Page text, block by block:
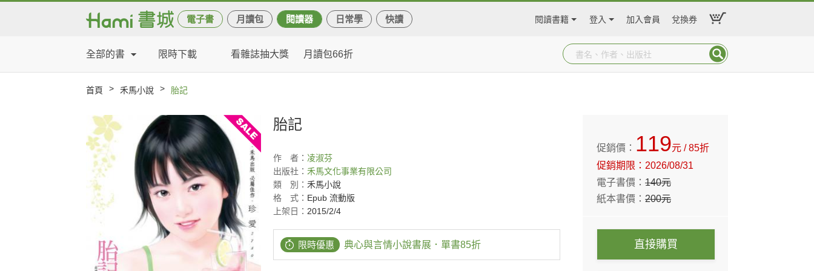
電子書 月讀包 閱讀器 日常學 快讀 閱讀書籍 登入 加入會員 兌換券
全部的書 限時下載 看雜誌抽大獎 月讀包66折
首頁 > 禾馬小說 > 胎記
胎記
作 者： 凌淑芬
出版社： 禾馬文化事業有限公司
類
別： 禾馬小說
格
式： Epub 流動版
上架日： 2015/2/4
限時優惠 典心與言情小說書展．單書85折
促銷價： 119元/ 85折
促銷期限： 2026/08/31
電子書價：140元
紙本書價：200元
直接購買